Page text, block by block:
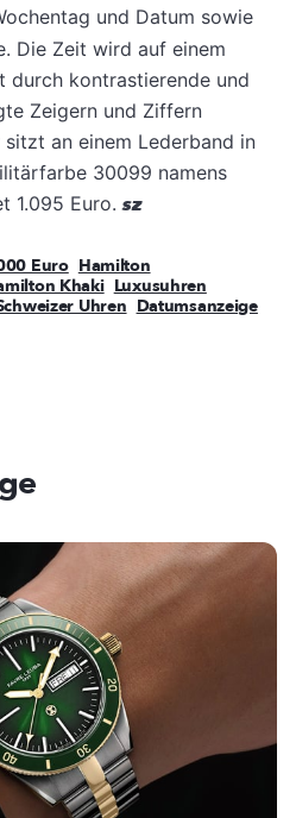
und Datum sowie
Die Zeit wird auf einem
durch kontrastierende und
Zeigern und Ziffern
an einem Lederband in
30099 namens
1.095 Euro.sz
Euro Hamilton
Khaki Luxusuhren
Uhren Datumsanzeige